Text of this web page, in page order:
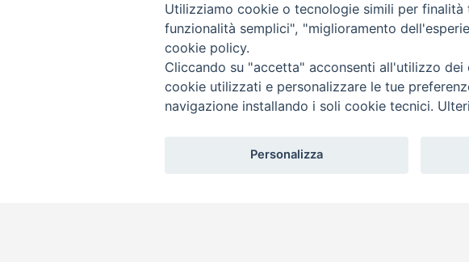
alla Regione Ecclesiastica Triveneto.
È costituita da 454 parrocchie situate nelle province di
Padova, Vicenza, Venezia, Treviso, Belluno.
È retta dal vescovo Claudio Cipolla.
Utilizziamo cookie o tecnologie simili per
funzionalità semplici", "miglioramento
cookie policy.
Cliccando su "accetta" acconsenti all'utilizzo
cookie utilizzati e personalizzare le tue
navigazione installando i soli cookie tecnici.
Personalizza